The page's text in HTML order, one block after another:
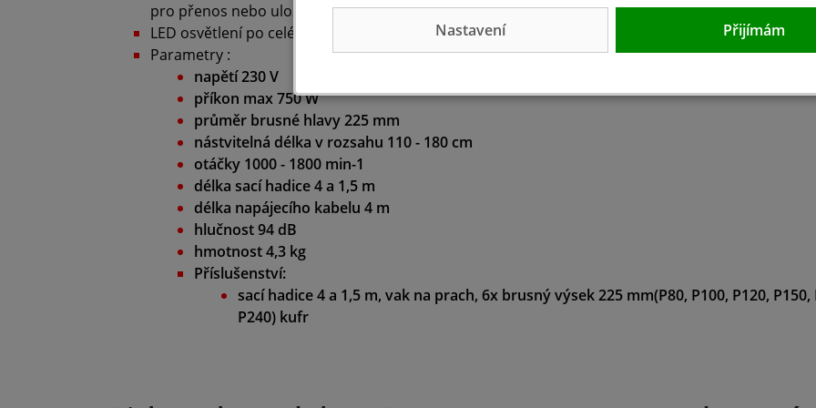
pro přenos nebo uložení
LED osvětlení po celém obvodu brusné hlavy
Parametry :
napětí 230 V
příkon max 750 W
průměr brusné hlavy 225 mm
nástvitelná délka v rozsahu 110 - 180 cm
otáčky 1000 - 1800 min-1
délka sací hadice 4 a 1,5 m
délka napájecího kabelu 4 m
hlučnost 94 dB
hmotnost 4,3 kg
Příslušenství:
sací hadice 4 a 1,5 m, vak na prach, 6x brusný výsek 225 mm(P80, P100, P120, P150,
P240) kufr
Nastavení Přijímám